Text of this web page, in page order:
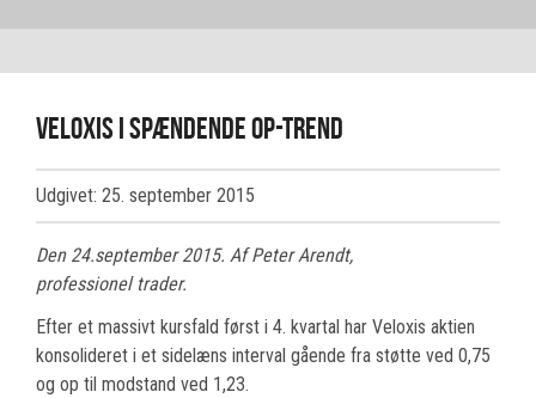
Veloxis i spændende op-trend
Udgivet: 25. september 2015
Den 24.september 2015. Af Peter Arendt,
professionel trader.
Efter et massivt kursfald først i 4. kvartal har Veloxis aktien
konsolideret i et sidelæns interval gående fra støtte ved 0,75
og op til modstand ved 1,23.